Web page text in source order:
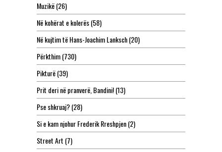
Muzikë(26)
Në kohërat e kolerës(58)
Në kujtim të Hans-Joachim Lanksch(20)
Përkthim(730)
Pikturë(39)
Prit deri në pranverë, Bandini!(13)
Pse shkruaj?(28)
Si e kam njohur Frederik Rreshpjen(2)
Street Art (7)